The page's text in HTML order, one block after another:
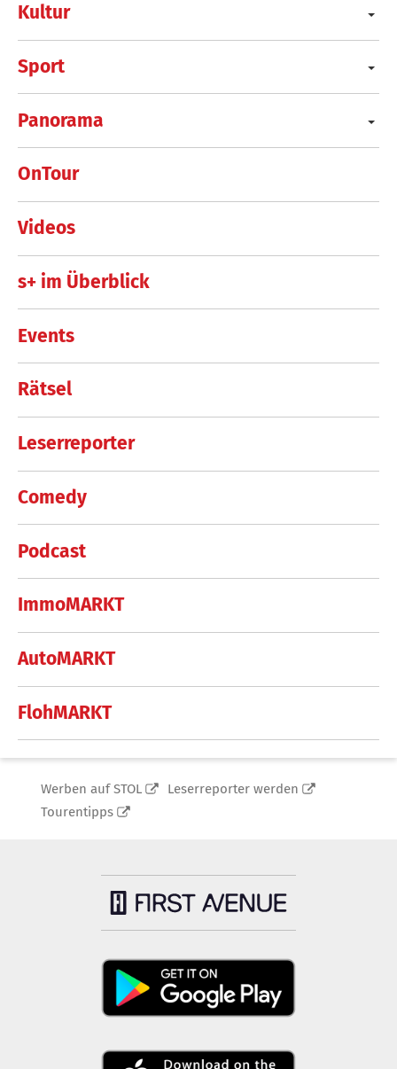
Kultur
Sport
Panorama
OnTour
Videos
s+ im Überblick
Events
Rätsel
Leserreporter
Comedy
Podcast
ImmoMARKT
AutoMARKT
FlohMARKT
Werben auf STOL
Leserreporter werden
Tourentipps